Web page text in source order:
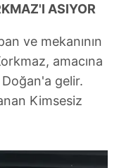
ASIYOR
ve mekanının
amacına
gelir.
Kimsesiz